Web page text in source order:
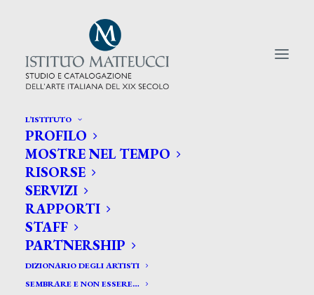
L’ISTITUTO
PROFILO
MOSTRE NEL TEMPO
RISORSE
SERVIZI
RAPPORTI
STAFF
PARTNERSHIP
DIZIONARIO DEGLI ARTISTI
SEMBRARE E NON ESSERE…
CERCA TRA GLI ARTISTI:
Search
for: